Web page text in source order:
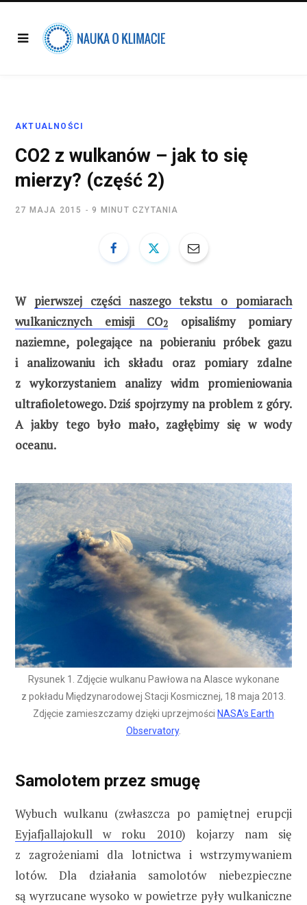
AKTUALNOŚCI
CO2 z wulkanów – jak to się
mierzy? (część 2)
27 MAJA 2015 9 MINUT CZYTANIA
W pierwszej części naszego tekstu o pomiarach
wulkanicznych emisji CO2
opisaliśmy pomiary
naziemne, polegające na pobieraniu próbek gazu
i analizowaniu ich składu oraz pomiary zdalne
z wykorzystaniem analizy widm promieniowania
ultrafioletowego. Dziś spojrzymy na problem z góry.
A jakby tego było mało, zagłębimy się w wody
oceanu.
Rysunek 1. Zdjęcie wulkanu Pawłowa na Alasce wykonane
z pokładu Międzynarodowej Stacji Kosmicznej, 18 maja 2013.
Zdjęcie zamieszczamy dzięki uprzejmości NASA’s Earth
Observatory.
Samolotem przez smugę
Wybuch wulkanu (zwłaszcza po pamiętnej erupcji
Eyjafjallajokull w roku 2010) kojarzy nam się
z zagrożeniami dla lotnictwa i wstrzymywaniem
lotów. Dla działania samolotów niebezpieczne
są wyrzucane wysoko w powietrze pyły wulkaniczne